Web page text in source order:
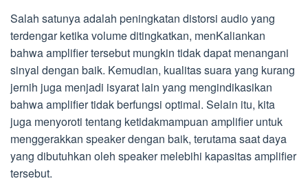
Salah satunya adalah peningkatan distorsi audio yang
terdengar ketika volume ditingkatkan, menKaliankan
bahwa amplifier tersebut mungkin tidak dapat menangani
sinyal dengan baik. Kemudian, kualitas suara yang kurang
jernih juga menjadi isyarat lain yang mengindikasikan
bahwa amplifier tidak berfungsi optimal. Selain itu, kita
juga menyoroti tentang ketidakmampuan amplifier untuk
menggerakkan speaker dengan baik, terutama saat daya
yang dibutuhkan oleh speaker melebihi kapasitas amplifier
tersebut.